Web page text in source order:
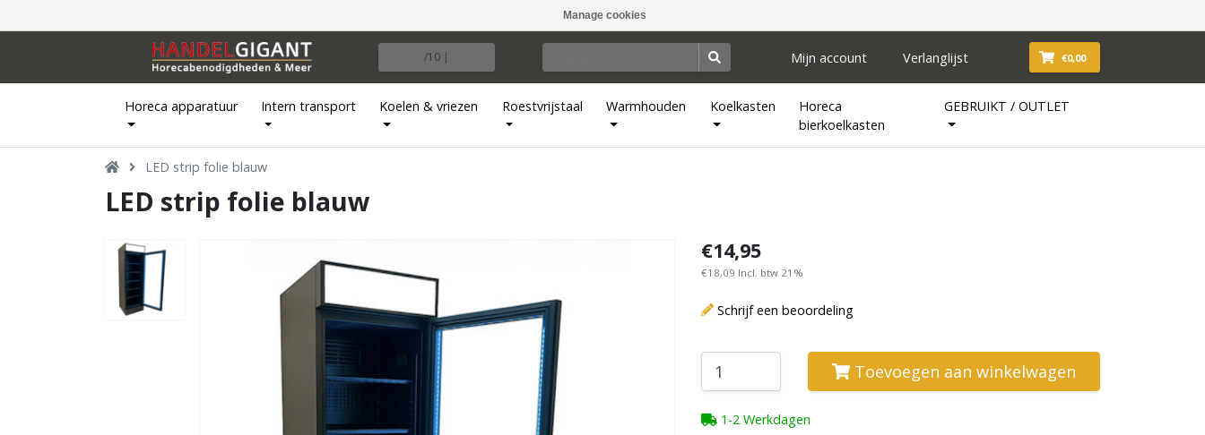
Manage cookies
/10 | Mijn account Verlanglijst €0,00
Horeca apparatuur Intern transport Koelen & vriezen Roestvrijstaal Warmhouden Koelkasten
Horeca
bierkoelkasten
GEBRUIKT / OUTLET
LED strip folie blauw
LED strip folie blauw
€14,95
€18,09 Incl. btw 21%
Schrijf een beoordeling
Toevoegen aan winkelwagen
1-2 Werkdagen